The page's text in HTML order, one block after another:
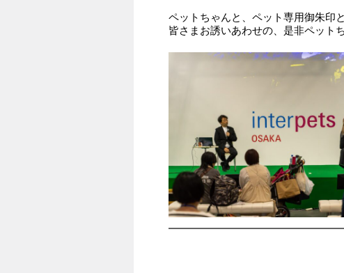
ペットちゃんと、ペット専用御朱印
皆さまお誘いあわせの、是非ペット